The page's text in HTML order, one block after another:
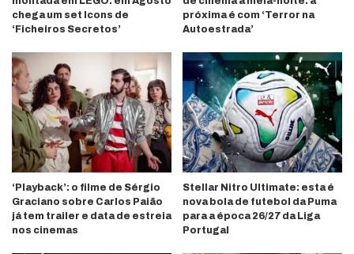
chega um set Icons de
‘Ficheiros Secretos’
próxima é com ‘Terror na
Autoestrada’
‘Playback’: o filme de Sérgio
Graciano sobre Carlos Paião
já tem trailer e data de estreia
nos cinemas
Stellar Nitro Ultimate: esta é
nova bola de futebol da Puma
para a época 26/27 da Liga
Portugal